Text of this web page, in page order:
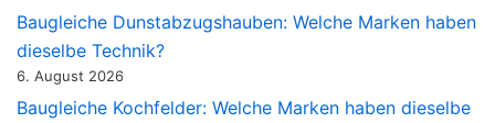
Baugleiche Dunstabzugshauben: Welche Marken haben
dieselbe Technik?
6. August 2026
Baugleiche Kochfelder: Welche Marken haben dieselbe